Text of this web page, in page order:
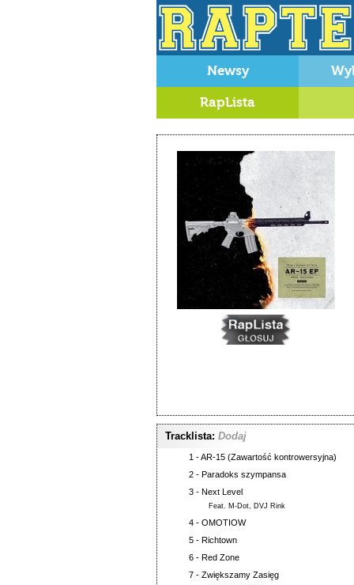
Newsy
RapLista
Tracklista: Dodaj
1 -AR-15 (Zawartość kontrowersyjna)
2 - Paradoks szympansa
3 - Next Level
Feat. M-Dot, DVJ Rink
4 - OMOTIOW
5 - Richtown
6 - Red Zone
7 - Zwiększamy Zasięg